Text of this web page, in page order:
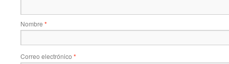
Nombre *
Correo electrónico *